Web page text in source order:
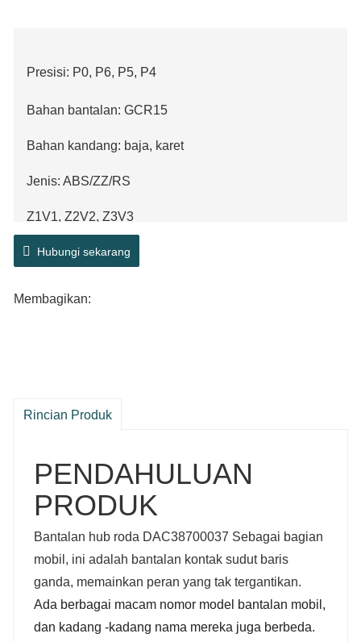
Presisi: P0, P6, P5, P4
Bahan bantalan: GCR15
Bahan kandang: baja, karet
Jenis: ABS/ZZ/RS
Z1V1, Z2V2, Z3V3
Pelumasan Minyak
Hubungi sekarang
Membagikan:
Rincian Produk
PENDAHULUAN
PRODUK
Bantalan hub roda DAC38700037 Sebagai bagian
mobil, ini adalah bantalan kontak sudut baris
ganda, memainkan peran yang tak tergantikan.
Ada berbagai macam nomor model bantalan mobil,
dan kadang -kadang nama mereka juga berbeda.
Rodabantalankit RodaBantalan